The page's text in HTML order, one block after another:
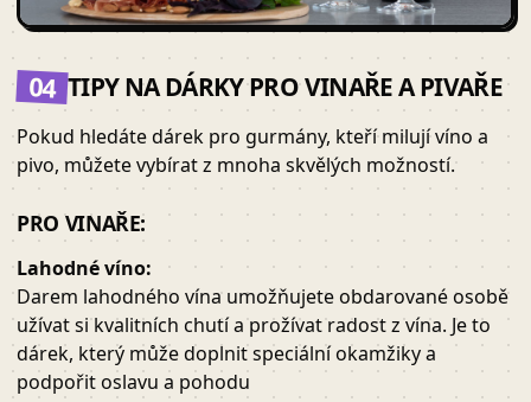
04 TIPY NA DÁRKY PRO VINAŘE A PIVAŘE
Pokud hledáte dárek pro gurmány, kteří milují víno a
pivo, můžete vybírat z mnoha skvělých možností.
PRO VINAŘE:
Lahodné víno:
Darem lahodného vína umožňujete obdarované osobě
užívat si kvalitních chutí a prožívat radost z vína. Je to
dárek, který může doplnit speciální okamžiky a
podpořit oslavu a pohodu